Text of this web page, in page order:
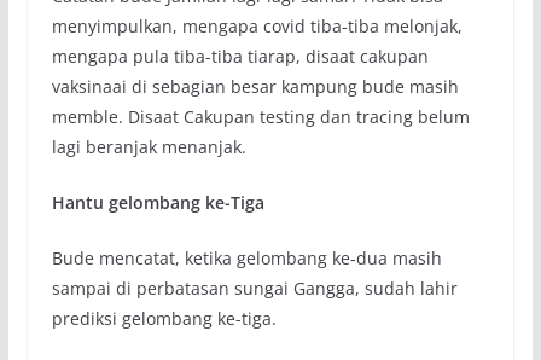
menyimpulkan, mengapa covid tiba-tiba melonjak,
mengapa pula tiba-tiba tiarap, disaat cakupan
vaksinaai di sebagian besar kampung bude masih
memble. Disaat Cakupan testing dan tracing belum
lagi beranjak menanjak.
Hantu gelombang ke-Tiga
Bude mencatat, ketika gelombang ke-dua masih
sampai di perbatasan sungai Gangga, sudah lahir
prediksi gelombang ke-tiga.